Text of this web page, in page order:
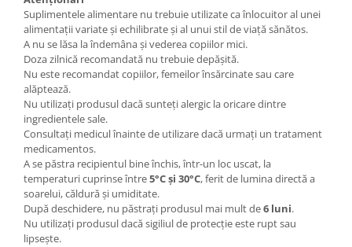
Suplimentele alimentare nu trebuie utilizate ca înlocuitor al unei
alimentații variate și echilibrate și al unui stil de viață sănătos.
A nu se lăsa la îndemâna și vederea copiilor mici.
Doza zilnică recomandată nu trebuie depășită.
Nu este recomandat copiilor, femeilor însărcinate sau care
alăptează.
Nu utilizați produsul dacă sunteți alergic la oricare dintre
ingredientele sale.
Consultați medicul înainte de utilizare dacă urmați un tratament
medicamentos.
A se păstra recipientul bine închis, într-un loc uscat, la
temperaturi cuprinse între5°C și 30°C, ferit de lumina directă a
soarelui, căldură și umiditate.
După deschidere, nu păstrați produsul mai mult de6 luni.
Nu utilizați produsul dacă sigiliul de protecție este rupt sau
lipsește.